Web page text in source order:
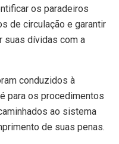
os paradeiros
de circulação e garantir
suas dívidas com a
conduzidos à
para os procedimentos
ao sistema
de suas penas.